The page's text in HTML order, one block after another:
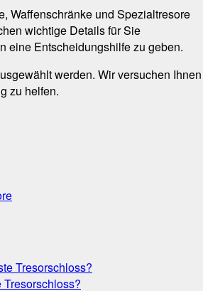
Waffenschränke und Spezialtresore
wichtige Details für Sie
eine Entscheidungshilfe zu geben.
werden. Wir versuchen Ihnen
zu helfen.
Tresorschloss?